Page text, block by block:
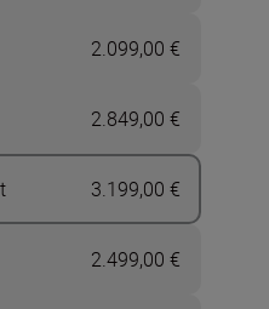
2.099,00 €
2.849,00 €
3.199,00 €
2.499,00 €